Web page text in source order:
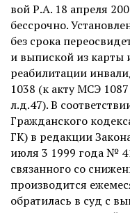
вой Р.А. 18 апреля
бессрочно.
без срока
и выпиской из
реабилитации
1038 (к акту МСЭ
л.д.47). В
Гражданского
ГК) в редакции
июля 3 1999 года №
связанного со
производится
обратилась в суд с